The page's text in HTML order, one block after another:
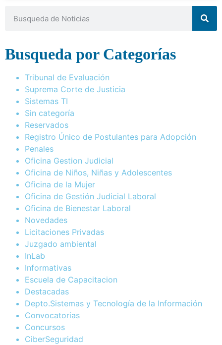
Busqueda por Categorías
Tribunal de Evaluación
Suprema Corte de Justicia
Sistemas TI
Sin categoría
Reservados
Registro Único de Postulantes para Adopción
Penales
Oficina Gestion Judicial
Oficina de Niños, Niñas y Adolescentes
Oficina de la Mujer
Oficina de Gestión Judicial Laboral
Oficina de Bienestar Laboral
Novedades
Licitaciones Privadas
Juzgado ambiental
InLab
Informativas
Escuela de Capacitacion
Destacadas
Depto.Sistemas y Tecnología de la Información
Convocatorias
Concursos
CiberSeguridad